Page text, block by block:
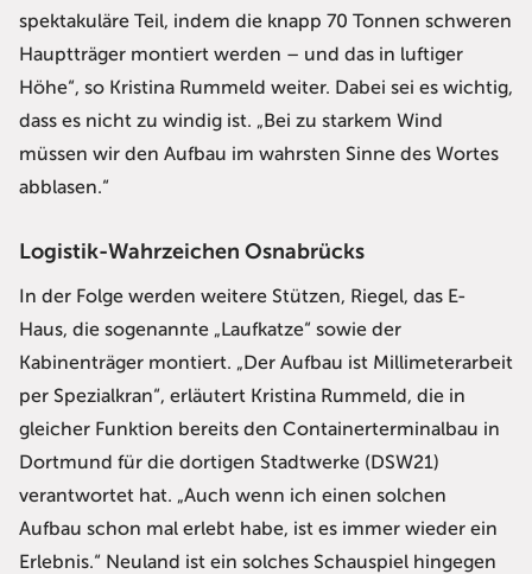
spektakuläre Teil, indem die knapp 70 Tonnen schweren
Hauptträger montiert werden – und das in luftiger
Höhe“, so Kristina Rummeld weiter. Dabei sei es wichtig,
dass es nicht zu windig ist. „Bei zu starkem Wind
müssen wir den Aufbau im wahrsten Sinne des Wortes
abblasen.“
Logistik-Wahrzeichen Osnabrücks
In der Folge werden weitere Stützen, Riegel, das E-
Haus, die sogenannte „Laufkatze“ sowie der
Kabinenträger montiert. „Der Aufbau ist Millimeterarbeit
per Spezialkran“, erläutert Kristina Rummeld, die in
gleicher Funktion bereits den Containerterminalbau in
Dortmund für die dortigen Stadtwerke (DSW21)
verantwortet hat. „Auch wenn ich einen solchen
Aufbau schon mal erlebt habe, ist es immer wieder ein
Erlebnis.“ Neuland ist ein solches Schauspiel hingegen